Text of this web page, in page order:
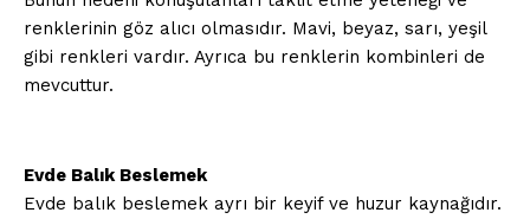
renklerinin göz alıcı olmasıdır. Mavi, beyaz, sarı, yeşil
gibi renkleri vardır. Ayrıca bu renklerin kombinleri de
mevcuttur.
Evde Balık Beslemek
Evde balık beslemek ayrı bir keyif ve huzur kaynağıdır.